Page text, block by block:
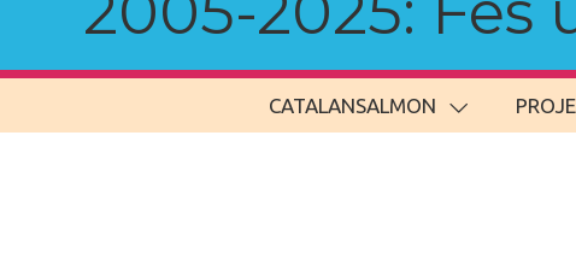
CATALANSALMON